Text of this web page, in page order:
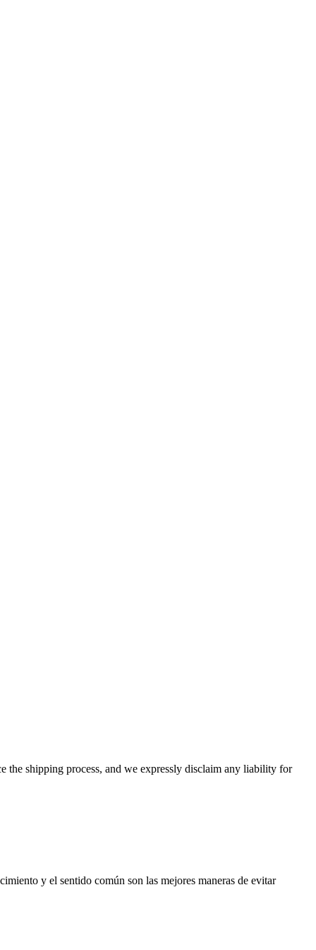
the shipping process, and we expressly disclaim any liability for
y el sentido común son las mejores maneras de evitar